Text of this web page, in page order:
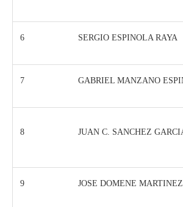
6 SERGIO ESPINOLA RAYA
7 GABRIEL MANZANO
8 JUAN C. SANCHEZ
9 JOSE DOMENE MARTINEZ